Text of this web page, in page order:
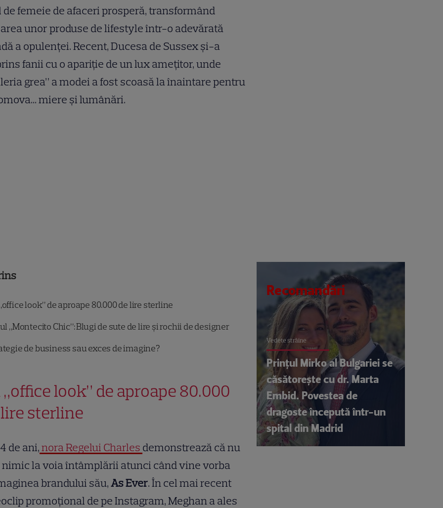
de femeie de afaceri prosperă, transformând
unor produse de lifestyle într-o adevărată
a opulenței. Recent, Ducesa de Sussex și-a
fanii cu o apariție de un lux amețitor, unde
grea” a modei a fost scoasă la înaintare pentru
miere și lumânări.
look” de aproape 80.000 de lire sterline
„Montecito Chic”: Blugi de sute de lire și rochii de designer
de business sau exces de imagine?
„office look” de aproape 80.000
sterline
de ani,nora Regelui Charles demonstrează că nu
nimic la voia întâmplării atunci când vine vorba
brandului său,As Ever. În cel mai recent
promoțional de pe Instagram, Meghan a ales
Recomandări
Vedete străine
Prințul Mirko al Bulgariei se
căsătorește cu dr. Marta
Embid. Povestea de
dragoste începută într-un
spital din Madrid